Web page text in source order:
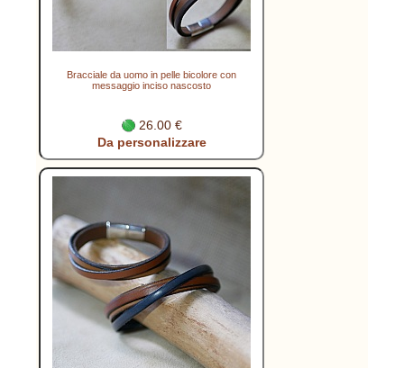
Bracciale da uomo in pelle bicolore con
messaggio inciso nascosto
26.00 €
Da personalizzare